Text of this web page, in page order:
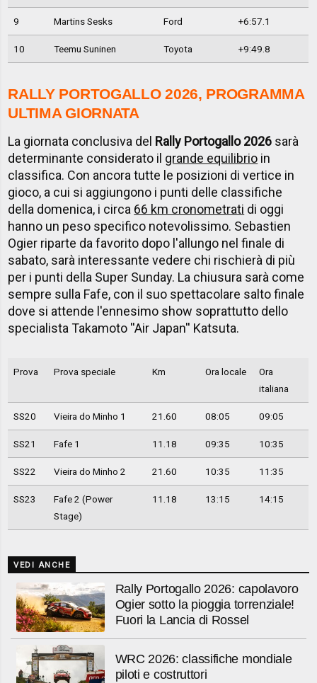
9 Martins Sesks Ford +6:57.1
10 Teemu Suninen Toyota +9:49.8
RALLY PORTOGALLO 2026, PROGRAMMA
ULTIMA GIORNATA
La giornata conclusiva del Rally Portogallo 2026 sarà
determinante considerato il grande equilibrio in
classifica. Con ancora tutte le posizioni di vertice in
gioco, a cui si aggiungono i punti delle classifiche
della domenica, i circa 66 km cronometrati di oggi
hanno un peso specifico notevolissimo. Sebastien
Ogier riparte da favorito dopo l'allungo nel finale di
sabato, sarà interessante vedere chi rischierà di più
per i punti della Super Sunday. La chiusura sarà come
sempre sulla Fafe, con il suo spettacolare salto finale
dove si attende l'ennesimo show soprattutto dello
specialista Takamoto ''Air Japan'' Katsuta.
Prova Prova speciale Km Ora locale
Ora
italiana
SS20 Vieira do Minho 1 21.60 08:05 09:05
SS21 Fafe 1 11.18 09:35 10:35
SS22 Vieira do Minho 2 21.60 10:35 11:35
SS23
Fafe 2 (Power
Stage)
11.18 13:15 14:15
VEDI ANCHE
Rally Portogallo 2026: capolavoro
Ogier sotto la pioggia torrenziale!
Fuori la Lancia di Rossel
WRC 2026: classifiche mondiale
piloti e costruttori